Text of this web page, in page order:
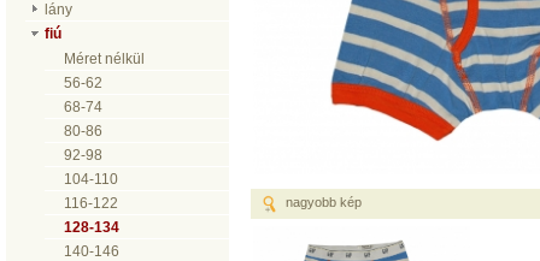
lány
fiú
Méret nélkül
56-62
68-74
80-86
92-98
104-110
116-122
128-134
140-146
nagyobb kép